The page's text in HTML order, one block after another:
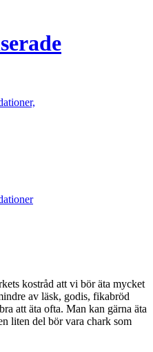
kostråd att vi bör äta mycket
av läsk, godis, fikabröd
att äta ofta. Man kan gärna äta
liten del bör vara chark som